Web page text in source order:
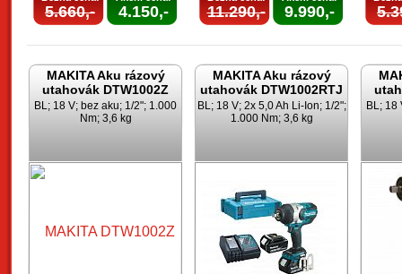
5.660,- 4.150,- 11.290,- 9.990,-
MAKITA Aku rázový
utahovák DTW1002Z
BL; 18 V; bez aku; 1/2"; 1.000
Nm; 3,6 kg
MAKITA Aku rázový
utahovák DTW1002RTJ
BL; 18 V; 2x 5,0 Ah Li-Ion; 1/2";
1.000 Nm; 3,6 kg
BL; 18